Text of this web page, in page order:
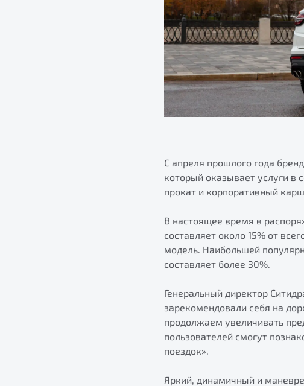
С апреля прошлого года
который оказывает услуги в
прокат и корпоративный
В настоящее время в
составляет около 15% от
модель. Наибольшей
составляет более 30%.
Генеральный директор
зарекомендовали себя на
продолжаем увеличивать
пользователей смогут
поездок».
Яркий, динамичный и